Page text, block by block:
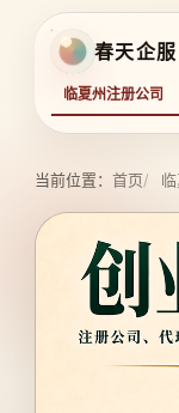
春天企服
临夏州注册公司
当前位置： 首页